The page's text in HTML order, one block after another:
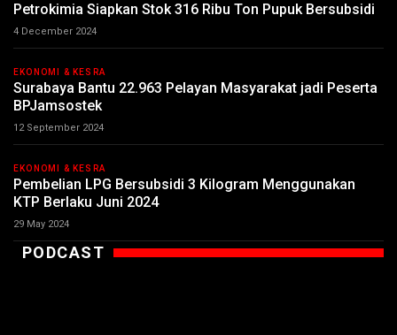
Petrokimia Siapkan Stok 316 Ribu Ton Pupuk Bersubsidi
4 December 2024
EKONOMI & KESRA
Surabaya Bantu 22.963 Pelayan Masyarakat jadi Peserta
BPJamsostek
12 September 2024
EKONOMI & KESRA
Pembelian LPG Bersubsidi 3 Kilogram Menggunakan
KTP Berlaku Juni 2024
29 May 2024
PODCAST